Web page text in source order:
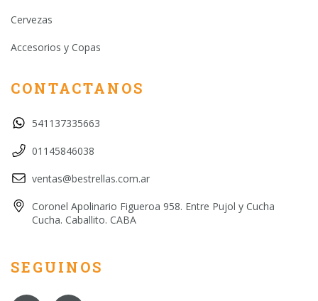
Cervezas
Accesorios y Copas
CONTACTANOS
541137335663
01145846038
ventas@bestrellas.com.ar
Coronel Apolinario Figueroa 958. Entre Pujol y Cucha
Cucha. Caballito. CABA
SEGUINOS